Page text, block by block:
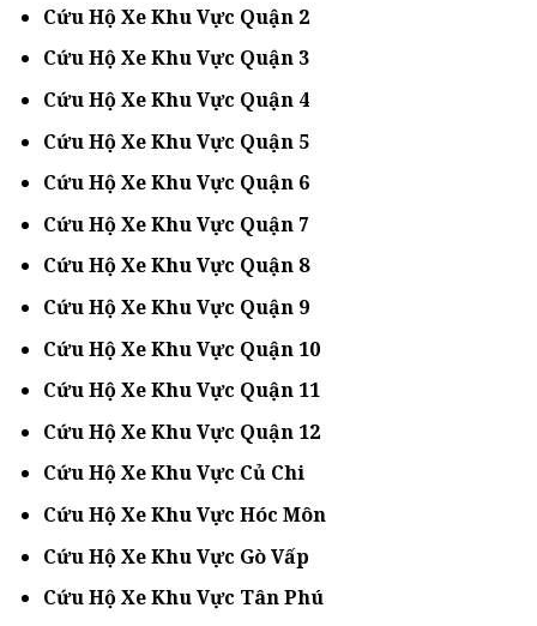
Cứu Hộ Xe Khu Vực Quận 2
Cứu Hộ Xe Khu Vực Quận 3
Cứu Hộ Xe Khu Vực Quận 4
Cứu Hộ Xe Khu Vực Quận 5
Cứu Hộ Xe Khu Vực Quận 6
Cứu Hộ Xe Khu Vực Quận 7
Cứu Hộ Xe Khu Vực Quận 8
Cứu Hộ Xe Khu Vực Quận 9
Cứu Hộ Xe Khu Vực Quận 10
Cứu Hộ Xe Khu Vực Quận 11
Cứu Hộ Xe Khu Vực Quận 12
Cứu Hộ Xe Khu Vực Củ Chi
Cứu Hộ Xe Khu Vực Hóc Môn
Cứu Hộ Xe Khu Vực Gò Vấp
Cứu Hộ Xe Khu Vực Tân Phú